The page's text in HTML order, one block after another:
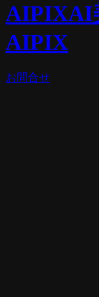
AIPIXAI
AIPIX
お問合せ